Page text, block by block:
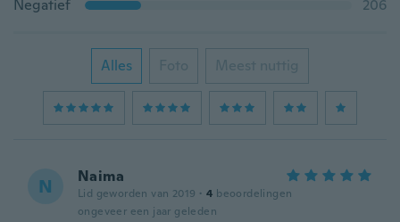
Negatief
206
Alles Foto Meest nuttig
N Naima
Lid geworden van 2019 · 4 beoordelingen
ongeveer een jaar geleden